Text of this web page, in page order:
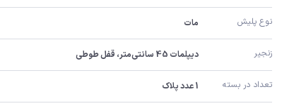
نوع پلیش مات
زنجیر دیپلمات 45 سانتی‌متر، قفل طوطی
تعداد در بسته 1 عدد پلاک